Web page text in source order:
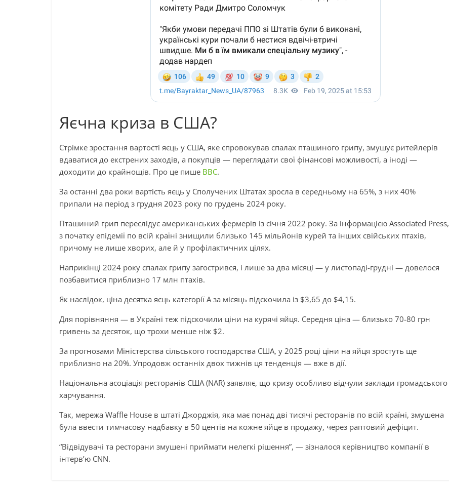
Яєчна криза в США?
Стрімке зростання вартості яєць у США, яке спровокував спалах пташиного грипу, змушує ритейлерів
вдаватися до екстрених заходів, а покупців — переглядати свої фінансові можливості, а іноді —
доходити до крайнощів. Про це пише ВВС.
За останні два роки вартість яєць у Сполучених Штатах зросла в середньому на 65%, з них 40%
припали на період з грудня 2023 року по грудень 2024 року.
Пташиний грип переслідує американських фермерів із січня 2022 року. За інформацією Associated Press,
з початку епідемії по всій країні знищили близько 145 мільйонів курей та інших свійських птахів,
причому не лише хворих, але й у профілактичних цілях.
Наприкінці 2024 року спалах грипу загострився, і лише за два місяці — у листопаді-грудні — довелося
позбавитися приблизно 17 млн ​​птахів.
Як наслідок, ціна десятка яєць категорії А за місяць підскочила із $3,65 до $4,15.
Для порівняння — в Україні теж підскочили ціни на курячі яйця. Середня ціна — близько 70-80 грн
гривень за десяток, що трохи менше ніж $2.
За прогнозами Міністерства сільського господарства США, у 2025 році ціни на яйця зростуть ще
приблизно на 20%. Упродовж останніх двох тижнів ця тенденція — вже в дії.
Національна асоціація ресторанів США (NAR) заявляє, що кризу особливо відчули заклади громадського
харчування.
Так, мережа Waffle House в штаті Джорджія, яка має понад дві тисячі ресторанів по всій країні, змушена
була ввести тимчасову надбавку в 50 центів на кожне яйце в продажу, через раптовий дефіцит.
“Відвідувачі та ресторани змушені приймати нелегкі рішення”, — зізналося керівництво компанії в
інтерв’ю CNN.